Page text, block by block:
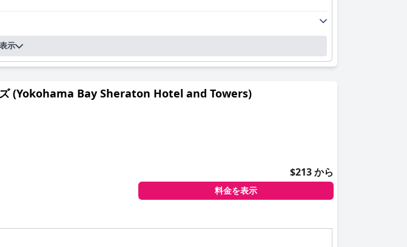
示
ズ (Yokohama Bay Sheraton Hotel and Towers)
$213 から
料金を表示